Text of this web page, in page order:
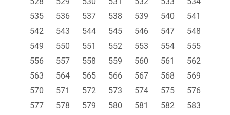
535
536 537 538 539 540
541
542
543 544 545 546 547
548
549
550 551 552 553 554
555
556
557 558 559 560 561
562
563
564 565 566 567 568
569
570
571 572 573 574 575
576
577
578 579 580 581 582
583